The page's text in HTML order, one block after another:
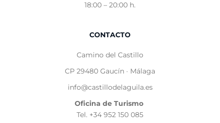
18:00 – 20:00 h.
CONTACTO
Camino del Castillo
CP 29480 Gaucín · Málaga
info@castillodelaguila.es
Oficina de Turismo
Tel. +34 952 150 085